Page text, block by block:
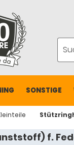
SONSTIGE
f.